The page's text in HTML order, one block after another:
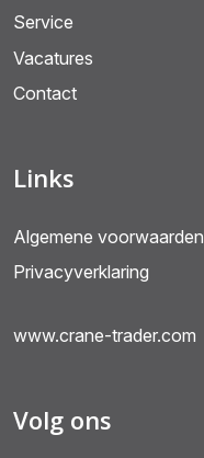
Service
Vacatures
Contact
Links
Algemene voorwaarden
Privacyverklaring
www.crane-trader.com
Volg ons